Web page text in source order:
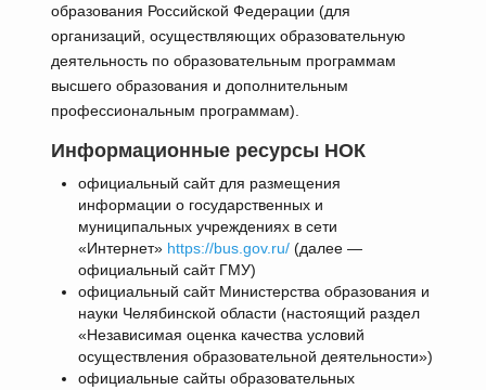
образования Российской Федерации (для
организаций, осуществляющих образовательную
деятельность по образовательным программам
высшего образования и дополнительным
профессиональным программам).
Информационные ресурсы НОК
официальный сайт для размещения
информации о государственных и
муниципальных учреждениях в сети
«Интернет» https://bus.gov.ru/(далее —
официальный сайт ГМУ)
официальный сайт Министерства образования и
науки Челябинской области (настоящий раздел
«Независимая оценка качества условий
осуществления образовательной деятельности»)
официальные сайты образовательных